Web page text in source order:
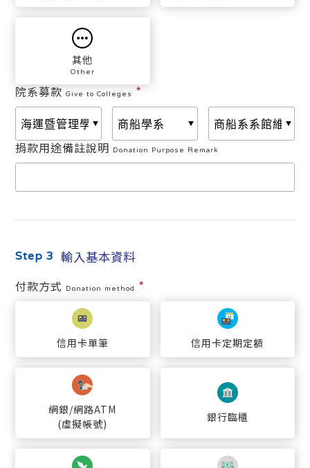
其他
Other
院系募款Give to Colleges *
捐款用途備註說明 Donation Purpose Remark
Step 3 輸入基本資料
付款方式 Donation method *
信用卡單筆 信用卡定期定額
網銀/網路ATM
(虛擬帳號)
銀行臨櫃